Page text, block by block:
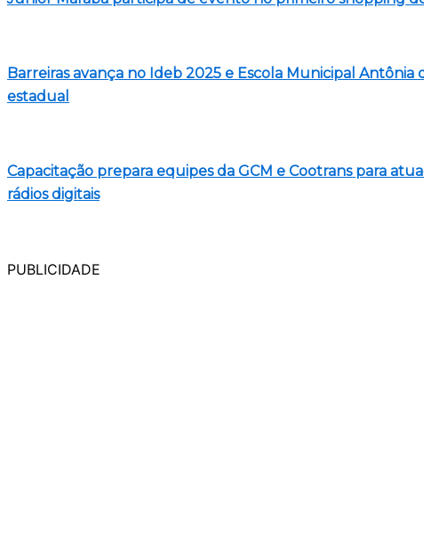
Barreiras avança no Ideb 2025 e Escola Municipal
estadual
Capacitação prepara equipes da GCM e Cootrans para
rádios digitais
PUBLICIDADE